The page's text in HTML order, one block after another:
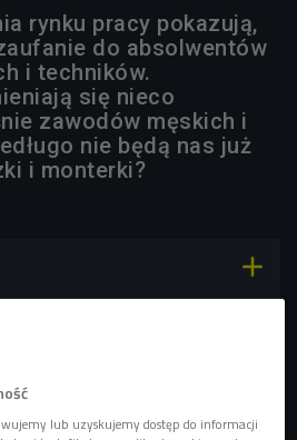
rynku pracy pokazują,
do absolwentów
i techników.
się nieco
zawodów męskich i
nie będą nas już
i monterki?

lub uzyskujemy dostęp do informacji